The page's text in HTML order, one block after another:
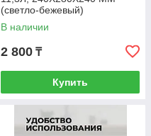
(светло-бежевый)
В наличии
2 800 ₸
Купить